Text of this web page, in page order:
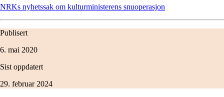
NRKs nyhetssak om kulturministerens snuoperasjon
Publisert
6. mai 2020
Sist oppdatert
29. februar 2024